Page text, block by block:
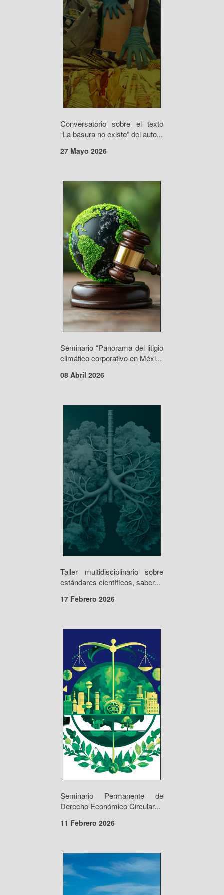
Conversatorio sobre el texto
“La basura no existe” del auto...
27 Mayo 2026
Seminario “Panorama del litigio
climático corporativo en Méxi...
08 Abril 2026
Taller multidisciplinario sobre
estándares científicos, saber...
17 Febrero 2026
Seminario Permanente de
Derecho Económico Circular...
11 Febrero 2026